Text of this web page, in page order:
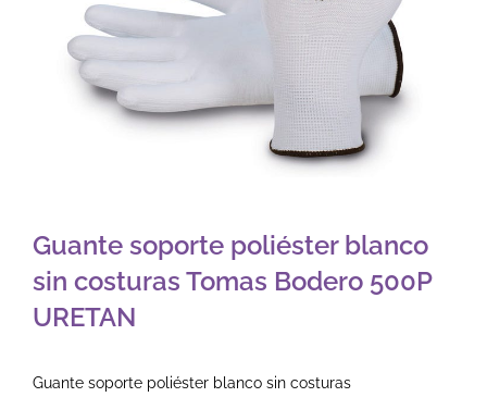
Guante soporte poliéster blanco
sin costuras Tomas Bodero 500P
URETAN
Guante soporte poliéster blanco sin costuras